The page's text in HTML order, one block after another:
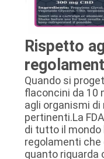
Rispetto
Quando si
flaconcini da 10
agli organismi
pertinenti.La
di tutto il mondo
regolamenti
quanto riguarda